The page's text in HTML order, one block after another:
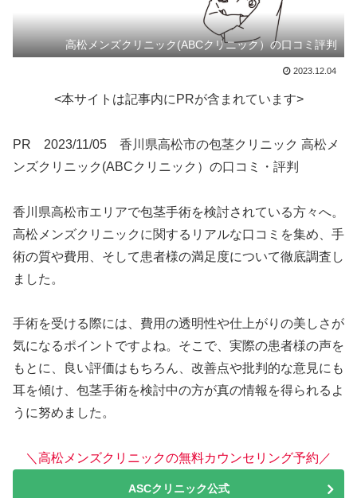
高松メンズクリニック(ABCクリニック）の口コミ評判
2023.12.04
<本サイトは記事内にPRが含まれています>
PR 2023/11/05 香川県高松市の包茎クリニック 高松メ
ンズクリニック(ABCクリニック）の口コミ・評判
香川県高松市エリアで包茎手術を検討されている方々へ。
高松メンズクリニックに関するリアルな口コミを集め、手
術の質や費用、そして患者様の満足度について徹底調査し
ました。
手術を受ける際には、費用の透明性や仕上がりの美しさが
気になるポイントですよね。そこで、実際の患者様の声を
もとに、良い評価はもちろん、改善点や批判的な意見にも
耳を傾け、包茎手術を検討中の方が真の情報を得られるよ
うに努めました。
＼高松メンズクリニックの無料カウンセリング予約／
ASCクリニック公式